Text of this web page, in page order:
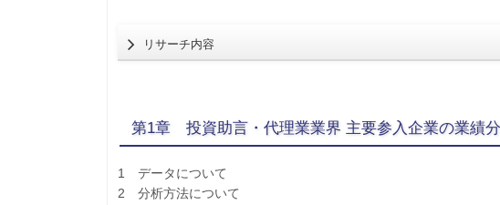
リサーチ内容
第1章 投資助言・代理業業界 主要参入企業の業績
1 データについて
2 分析方法について